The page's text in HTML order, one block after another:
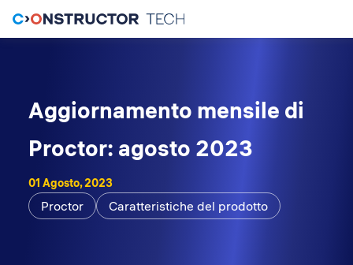
Aggiornamento mensile di
Proctor: agosto 2023
01 Agosto, 2023
Proctor Caratteristiche del prodotto